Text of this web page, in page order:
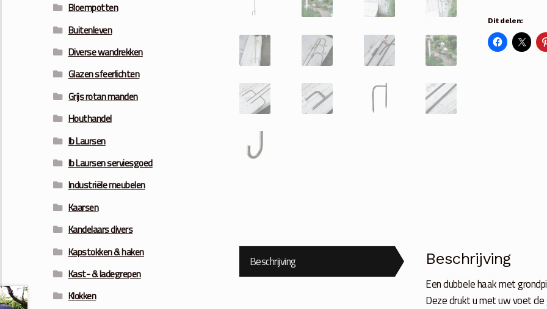
cm
dubbel
aantal
Dit delen:
Beschrijving Beschrijving
Een dubbele haak met
Deze drukt u met uw voet de
Bloempotten
Buitenleven
Diverse wandrekken
Glazen sfeerlichten
Grijs rotan manden
Houthandel
Ib Laursen
Ib Laursen serviesgoed
Industriële meubelen
Kaarsen
Kandelaars divers
Kapstokken & haken
Kast- & ladegrepen
Klokken